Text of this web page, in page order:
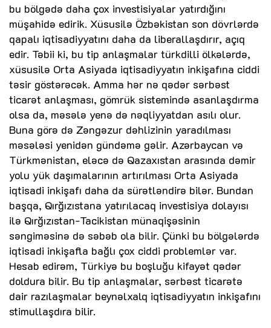
bu bölgədə daha çox investisiyalar yatırdığını
müşahidə edirik. Xüsusilə Özbəkistan son dövrlərdə
qapalı iqtisadiyyatını daha da liberallaşdırır, açıq
edir. Təbii ki, bu tip anlaşmalar türkdilli ölkələrdə,
xüsusilə Orta Asiyada iqtisadiyyatın inkişafına ciddi
təsir göstərəcək. Amma hər nə qədər sərbəst
ticarət anlaşması, gömrük sistemində asanlaşdırma
olsa da, məsələ yenə də nəqliyyatdan asılı olur.
Buna görə də Zəngəzur dəhlizinin yaradılması
məsələsi yenidən gündəmə gəlir. Azərbaycan və
Türkmənistan, eləcə də Qazaxıstan arasında dəmir
yolu yük daşımalarının artırılması Orta Asiyada
iqtisadi inkişafı daha da sürətləndirə bilər. Bundan
başqa, Qırğızıstana yatırılacaq investisiya dolayısı
ilə Qırğızıstan-Tacikistan münaqişəsinin
səngiməsinə də səbəb ola bilir. Çünki bu bölgələrdə
iqtisadi inkişafla bağlı çox ciddi problemlər var.
Hesab edirəm, Türkiyə bu boşluğu kifayət qədər
doldura bilir. Bu tip anlaşmalar, sərbəst ticarətə
dair razılaşmalar beynəlxalq iqtisadiyyatın inkişafını
stimullaşdıra bilir.